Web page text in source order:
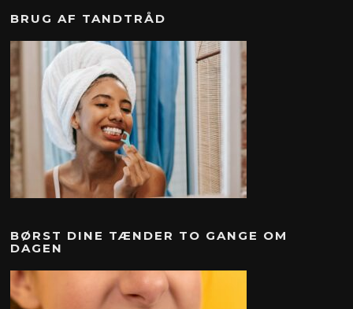
BRUG AF TANDTRÅD
BØRST DINE TÆNDER TO GANGE OM
DAGEN